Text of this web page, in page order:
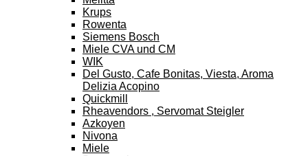
Krups
Rowenta
Siemens Bosch
Miele CVA und CM
WIK
Del Gusto, Cafe Bonitas, Viesta, Aroma
Delizia Acopino
Quickmill
Rheavendors , Servomat Steigler
Azkoyen
Nivona
Miele